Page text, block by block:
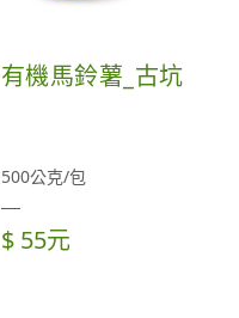
有機馬鈴薯_古坑
500公克/包
$ 55元